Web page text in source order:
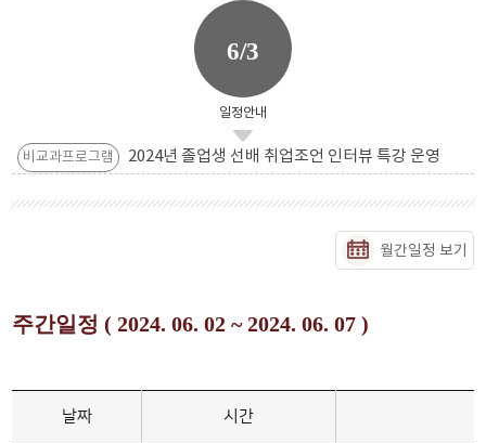
6/3
일정안내
비교과프로그램 2024년 졸업생 선배 취업조언 인터뷰 특강 운영
월간일정 보기
주간일정 ( 2024. 06. 02 ~ 2024. 06. 07 )
날짜 시간